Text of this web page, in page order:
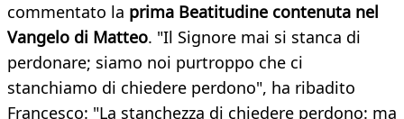
commentato la prima Beatitudine contenuta nel
Vangelo di Matteo. "Il Signore mai si stanca di
perdonare; siamo noi purtroppo che ci
stanchiamo di chiedere perdono", ha ribadito
Francesco: "La stanchezza di chiedere perdono: ma